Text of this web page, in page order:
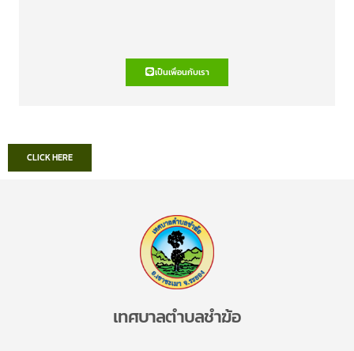
เป็นเพื่อนกับเรา
CLICK HERE
เทศบาลตำบลชำฆ้อ